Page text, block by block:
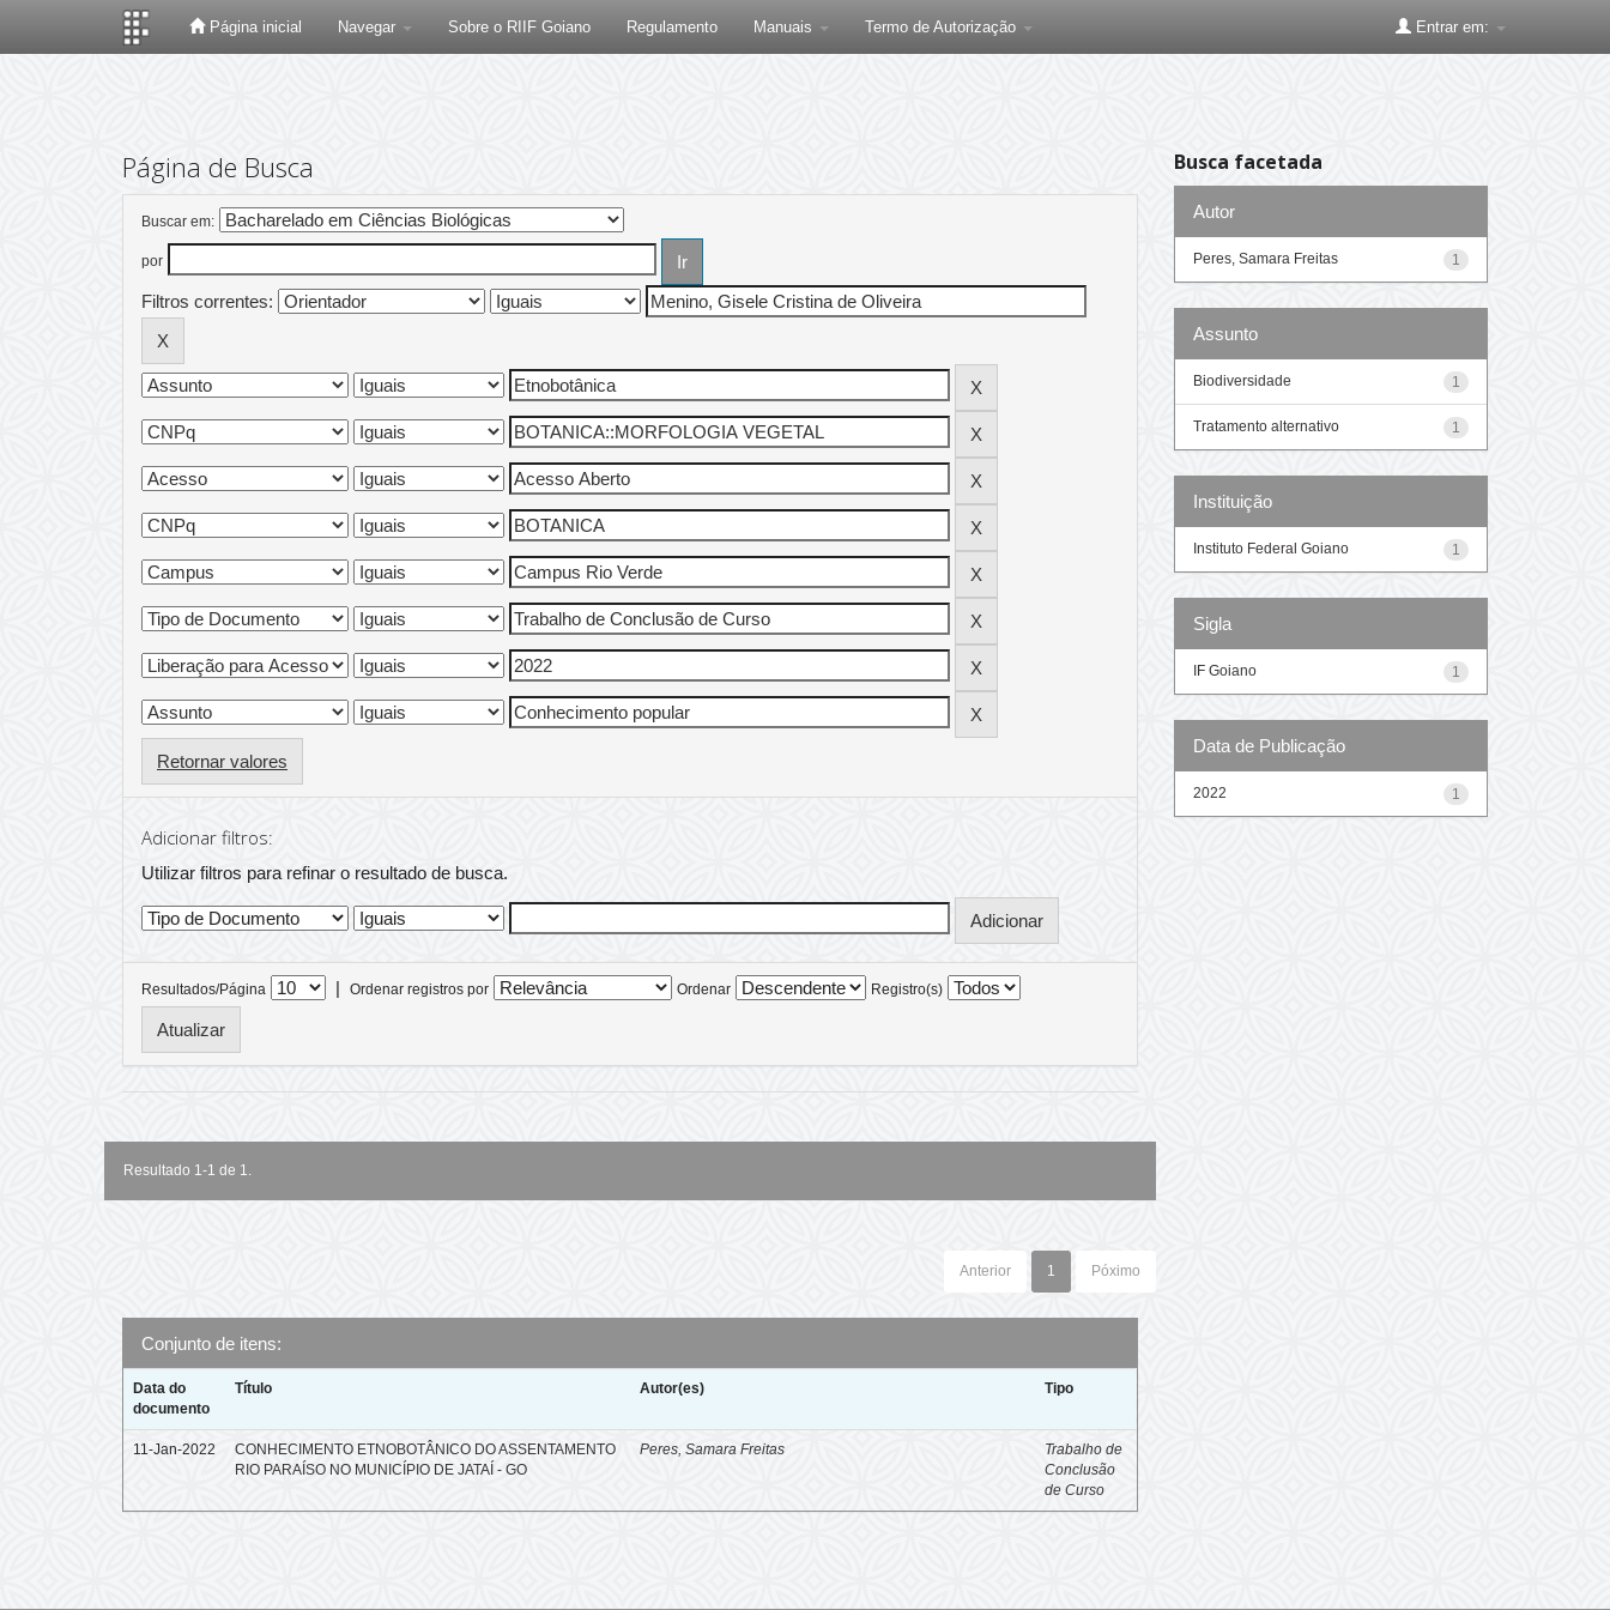
Página inicial Navegar Sobre o RIIF Goiano Regulamento Manuais Termo de Autorização Entrar em:
Página de Busca
Buscar em:
por
Filtros correntes:
Retornar valores
Adicionar filtros:
Utilizar filtros para refinar o resultado de busca.
Resultados/Página | Ordenar registros por Ordenar Registro(s)
Resultado 1-1 de 1.
Anterior 1 Póximo
Conjunto de itens:
Data do
documento
Título Autor(es) Tipo
11-Jan-2022
CONHECIMENTO ETNOBOTÂNICO DO ASSENTAMENTO
RIO PARAÍSO NO MUNICÍPIO DE JATAÍ - GO
Peres, Samara Freitas
Trabalho de
Conclusão
de Curso
Busca facetada
Autor
1
Peres, Samara Freitas
Assunto
1
Biodiversidade
1
Tratamento alternativo
Instituição
1
Instituto Federal Goiano
Sigla
1
IF Goiano
Data de Publicação
1
2022